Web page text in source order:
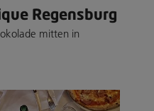
Regensburg
mitten in